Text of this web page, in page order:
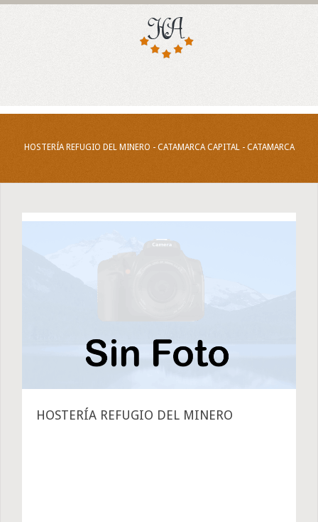
HOSTERÍA REFUGIO DEL MINERO - CATAMARCA CAPITAL - CATAMARCA
HOSTERÍA REFUGIO DEL MINERO